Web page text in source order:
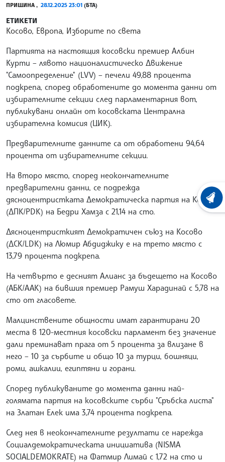
ПРИЩИНА , 28.12.2025 23:01 (БТА)
ЕТИКЕТИ
Косово, Европа, Изборите по света
Партията на настоящия косовски премиер Албин
Курти – лявото националистическо Движение
"Самоопределение" (LVV) – печели 49,88 процента
подкрепа, според обработените до момента данни от
избирателните секции след парламентарния вот,
публикувани онлайн от косовската Централна
избирателна комисия (ЦИК).
Предварителните данните са от обработени 94,64
процента от избирателните секции.
На второ място, според неокончателните
предварителни данни, се подрежда
дясноцентристката Демократическа партия на Косово
(ДПК/PDK) на Бедри Хамза с 21,14 на сто.
Дясноцентристкият Демократичен съюз на Косово
(ДСК/LDK) на Люмир Абдиджику е на трето място с
13,79 процента подкрепа.
На четвърто е десният Алианс за бъдещето на Косово
(АБК/AAK) на бившия премиер Рамуш Харадинай с 5,78 на
сто от гласовете.
Малцинствените общности имат гарантирани 20
места в 120-местния косовски парламент без значение
дали преминават прага от 5 процента за влизане в
него – 10 за сърбите и общо 10 за турци, бошняци,
роми, ашкалии, египтяни и горани.
Според публикуваните до момента данни най-
голямата партия на косовските сърби "Сръбска листа"
на Златан Елек има 3,74 процента подкрепа.
След нея в неокончателните резултати се нарежда
Социалдемократическата инициатива (NISMA
SOCIALDEMOKRATE) на Фатмир Лимай с 1,72 на сто и